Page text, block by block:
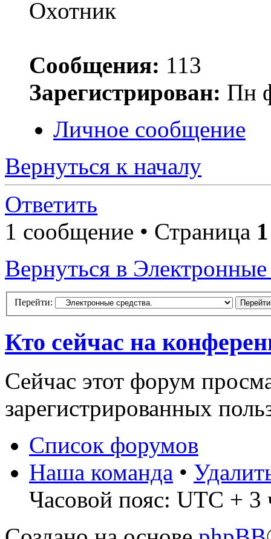
Сообщения: 113
Зарегистрирован: Пн
Личное сообщение
Вернуться к началу
Ответить
1 сообщение • Страница 1
Вернуться в Электронные
Перейти:
Кто сейчас на
Сейчас этот форум
зарегистрированных
Список форумов
Наша команда •
Часовой пояс: UTC + 3